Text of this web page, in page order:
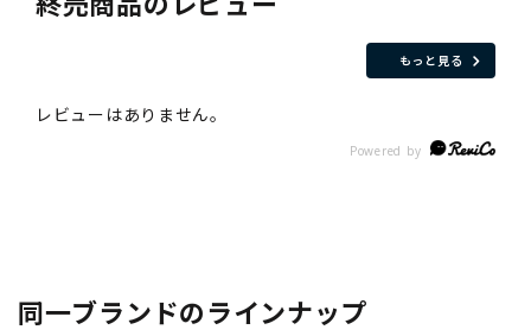
もっと見る
同一ブランドのラインナップ